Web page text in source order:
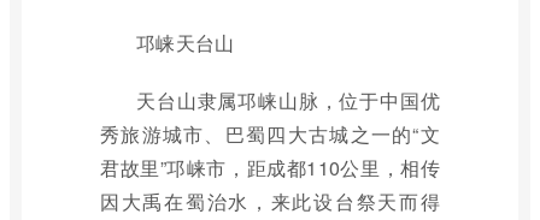
邛崃天台山
天台山隶属邛崃山脉，位于中国优
秀旅游城市、巴蜀四大古城之一的“文
君故里”邛崃市，距成都110公里，相传
因大禹在蜀治水，来此设台祭天而得